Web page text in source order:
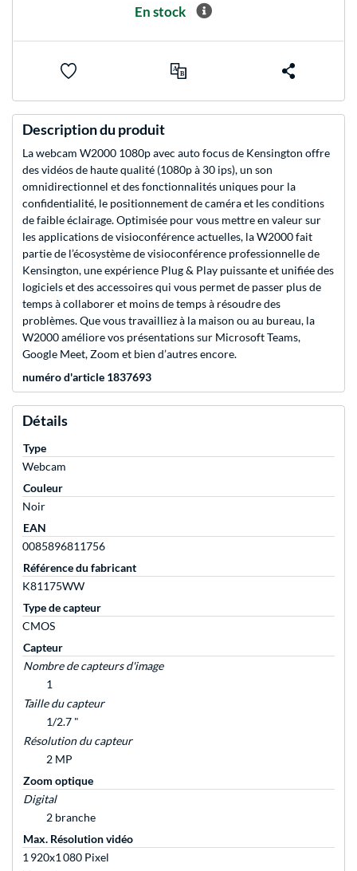
En stock
Description du produit
La webcam W2000 1080p avec auto focus de Kensington offre
des vidéos de haute qualité (1080p à 30 ips), un son
omnidirectionnel et des fonctionnalités uniques pour la
confidentialité, le positionnement de caméra et les conditions
de faible éclairage. Optimisée pour vous mettre en valeur sur
les applications de visioconférence actuelles, la W2000 fait
partie de l’écosystème de visioconférence professionnelle de
Kensington, une expérience Plug & Play puissante et unifiée des
logiciels et des accessoires qui vous permet de passer plus de
temps à collaborer et moins de temps à résoudre des
problèmes. Que vous travailliez à la maison ou au bureau, la
W2000 améliore vos présentations sur Microsoft Teams,
Google Meet, Zoom et bien d’autres encore.
numéro d'article 1837693
Détails
Type
Webcam
Couleur
Noir
EAN
0085896811756
Référence du fabricant
K81175WW
Type de capteur
CMOS
Capteur
Nombre de capteurs d'image
1
Taille du capteur
1/2.7 "
Résolution du capteur
2 MP
Zoom optique
Digital
2 branche
Max. Résolution vidéo
1 920x1 080 Pixel